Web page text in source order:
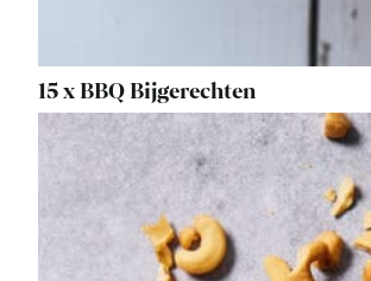
15 x BBQ Bijgerechten